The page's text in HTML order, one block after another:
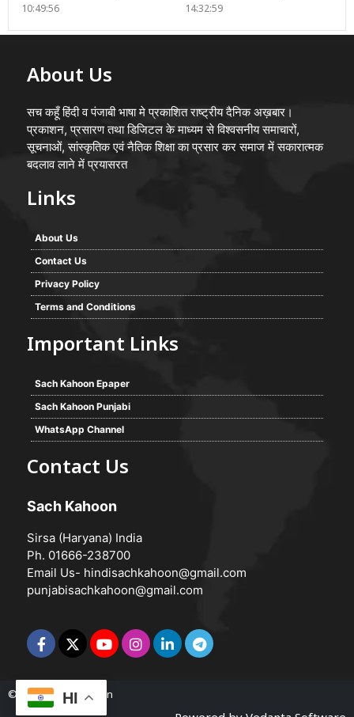
10:49:56
14:32:59
About Us
सच कहूँ हिंदी व पंजाबी भाषा मे प्रकाशित राष्ट्रीय दैनिक अख़बार।
प्रकाशन, प्रसारण तथा डिजिटल के माध्यम से विश्वसनीय समाचारों,
सूचनाओं, सांस्कृतिक एवं नैतिक शिक्षा का प्रसार कर समाज में सकारात्मक
बदलाव लाने में प्रयासरत
Links
About Us
Contact Us
Privacy Policy
Terms and Conditions
Important Links
Sach Kahoon Epaper
Sach Kahoon Punjabi
WhatsApp Channel
Contact Us
Sach Kahoon
Sirsa (Haryana) India
Ph. 01666-238700
Email Us- hindisachkahoon@gmail.com
punjabisachkahoon@gmail.com
© 2026 -Sach Kahoon
HI